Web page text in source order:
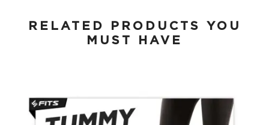
RELATED PRODUCTS YOU
MUST HAVE